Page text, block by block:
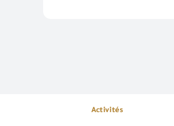
Activités